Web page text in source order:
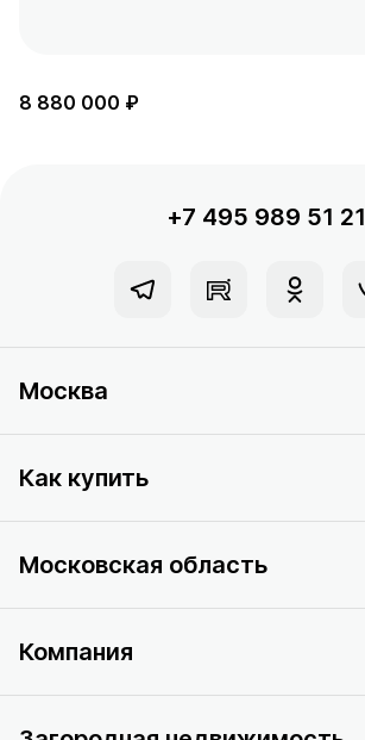
8 880 000 ₽
+7 495 989 51 21
Москва
Как купить
Московская область
Компания